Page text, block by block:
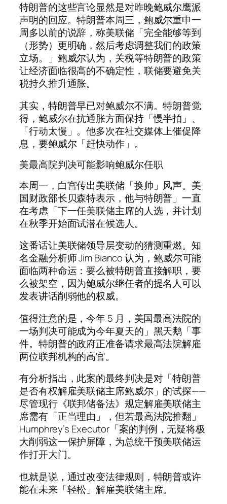
特朗普的这些言论显然是对昨晚鲍威尔鹰派
声明的回应。特朗普本周三，鲍威尔重申一
周多以前的说辞，称美联储「完全能够等到
（形势）更明确，然后考虑调整我们的政策
立场。」鲍威尔认为，关税等特朗普的政策
让经济面临很高的不确定性，联储要避免关
税持久推升通胀。
其实，特朗普早已对鲍威尔不满。特朗普觉
得，鲍威尔在抗通胀方面保持「慢半拍」、
「行动太慢」。他多次在社交媒体上催促降
息，要鲍威尔「赶快动作」。
美最高院判决可能影响鲍威尔任职
本周一，白宫传出美联储「换帅」风声。美
国财政部长贝森特表示，他与特朗普」一直
在考虑「下一任美联储主席的人选，并计划
在秋季开始面试潜在候选人。
这番话让美联储领导层变动的猜测重燃。知
名金融分析师 Jim Bianco 认为，鲍威尔可能
面临两种命运：要么被特朗普直接解职，要
么被架空，因为鲍威尔继任者的提名人可以
发表讲话削弱他的权威。
值得注意的是，今年 5 月，美国最高法院的
一场判决可能成为今年夏天的」黑天鹅「事
件。特朗普的政府正准备请求最高法院解雇
两位联邦机构的高官。
有分析指出，此案的最终判决是对「特朗普
是否有权解雇美联储主席鲍威尔」的试探——
尽管现行《联邦储备法》规定解雇美联储主
席需有「正当理由」，但若最高法院推翻」
Humphrey’s Executor「案的判例，无疑将极
大削弱这一保护屏障，为总统干预美联储运
作打开大门。
也就是说，通过改变法律规则，特朗普或许
能在未来「轻松」解雇美联储主席。